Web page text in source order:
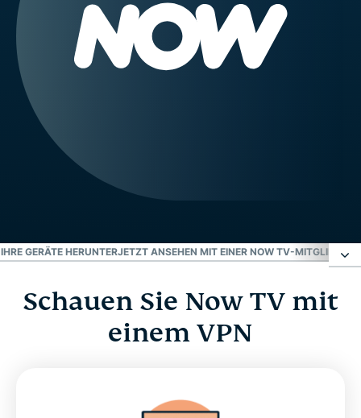
GERÄTE HERUNTERJETZT ANSEHEN MIT EINER NOW TV-
Schauen Sie Now TV mit einem VPN
Wo ist Now TV erhältlich?
Warum Sie ein VPN für Now TV benötigen
Schauen Sie Now TV mit
einem VPN